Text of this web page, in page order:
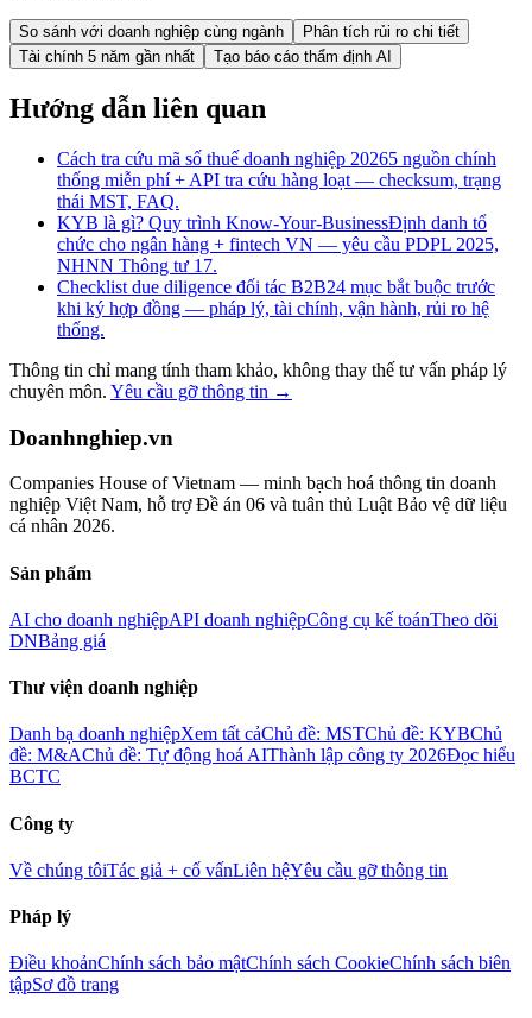
So sánh với doanh nghiệp cùng ngành
Phân tích rủi ro chi tiết
Tài chính 5 năm gần nhất
Tạo báo cáo thẩm định AI
Hướng dẫn liên quan
Cách tra cứu mã số thuế doanh nghiệp 20265 nguồn chính
thống miễn phí + API tra cứu hàng loạt — checksum, trạng
thái MST, FAQ.
KYB là gì? Quy trình Know-Your-BusinessĐịnh danh tổ
chức cho ngân hàng + fintech VN — yêu cầu PDPL 2025,
NHNN Thông tư 17.
Checklist due diligence đối tác B2B24 mục bắt buộc trước
khi ký hợp đồng — pháp lý, tài chính, vận hành, rủi ro hệ
thống.
Thông tin chỉ mang tính tham khảo, không thay thế tư vấn pháp lý
chuyên môn. Yêu cầu gỡ thông tin →
Doanhnghiep.vn
Companies House of Vietnam — minh bạch hoá thông tin doanh
nghiệp Việt Nam, hỗ trợ Đề án 06 và tuân thủ Luật Bảo vệ dữ liệu
cá nhân 2026.
Sản phẩm
AI cho doanh nghiệpAPI doanh nghiệpCông cụ kế toánTheo dõi
DNBảng giá
Thư viện doanh nghiệp
Danh bạ doanh nghiệpXem tất cảChủ đề: MSTChủ đề: KYBChủ
đề: M&AChủ đề: Tự động hoá AIThành lập công ty 2026Đọc hiểu
BCTC
Công ty
Về chúng tôiTác giả + cố vấnLiên hệYêu cầu gỡ thông tin
Pháp lý
Điều khoảnChính sách bảo mậtChính sách CookieChính sách biên
tậpSơ đồ trang